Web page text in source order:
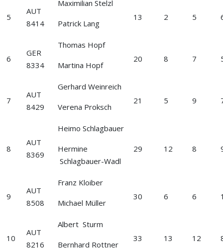
5
AUT
8414
Maximilian Stelzl
Patrick Lang
13 2 5
6
GER
8334
Thomas Hopf
Martina Hopf
20 8 7
7
AUT
8429
Gerhard Weinreich
Verena Proksch
21 5 9
8
AUT
8369
Heimo Schlagbauer
Hermine
Schlagbauer-Wadl
29 12 8
9
AUT
8508
Franz Kloiber
Michael Müller
30 6 6
10
AUT
8216
Albert Sturm
Bernhard Rottner
33 13 12